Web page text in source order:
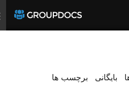
بایگانی برچسب ها